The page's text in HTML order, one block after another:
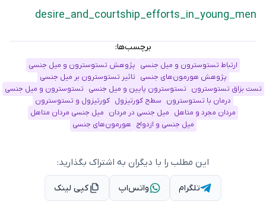
desire_and_courtship_efforts_in_young_men
برچسب‌ها:
ارتباط تستوسترون و میل جنسی
پژوهش تستوسترون و میل جنسی
پژوهش هورمون‌های جنسی
تاثیر تستوسترون بر میل جنسی
تست بزاق تستوسترون
تستوسترون پایین و میل جنسی
تستوسترون و میل جنسی
درمان با تستوسترون
سطح کورتیزول کورتیزول و تستوسترون
مردان مجرد و متاهل
میل جنسی در مردان
میل جنسی مردان متاهل
میل جنسی و ازدواج
هورمون‌های جنسی
این مطلب را با دیگران به اشتراک بگذارید:
تلگرام واتس‌اپ کپی لینک